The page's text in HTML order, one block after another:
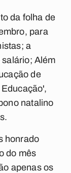
da folha de
para
a
Além
de
natalino
honrado
do mês
apenas os